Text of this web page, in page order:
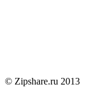
© Zipshare.ru 2013